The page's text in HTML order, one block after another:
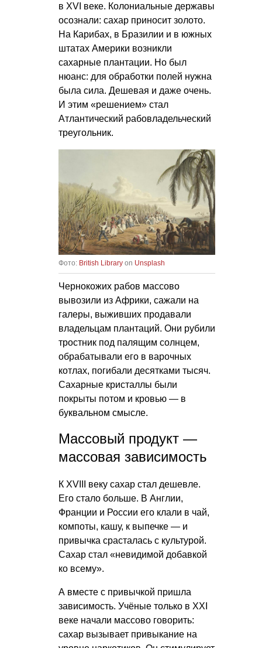
в XVI веке. Колониальные державы
осознали: сахар приносит золото.
На Карибах, в Бразилии и в южных
штатах Америки возникли
сахарные плантации. Но был
нюанс: для обработки полей нужна
была сила. Дешевая и даже очень.
И этим «решением» стал
Атлантический рабовладельческий
треугольник.
Фото: British Library on Unsplash
Чернокожих рабов массово
вывозили из Африки, сажали на
галеры, выживших продавали
владельцам плантаций. Они рубили
тростник под палящим солнцем,
обрабатывали его в варочных
котлах, погибали десятками тысяч.
Сахарные кристаллы были
покрыты потом и кровью — в
буквальном смысле.
Массовый продукт —
массовая зависимость
К XVIII веку сахар стал дешевле.
Его стало больше. В Англии,
Франции и России его клали в чай,
компоты, кашу, к выпечке — и
привычка срасталась с культурой.
Сахар стал «невидимой добавкой
ко всему».
А вместе с привычкой пришла
зависимость. Учёные только в XXI
веке начали массово говорить:
сахар вызывает привыкание на